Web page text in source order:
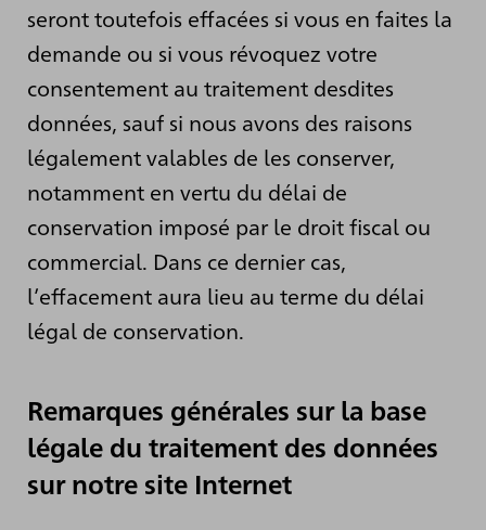
seront toutefois effacées si vous en faites la
demande ou si vous révoquez votre
consentement au traitement desdites
données, sauf si nous avons des raisons
légalement valables de les conserver,
notamment en vertu du délai de
conservation imposé par le droit fiscal ou
commercial. Dans ce dernier cas,
l’effacement aura lieu au terme du délai
légal de conservation.
Remarques générales sur la base
légale du traitement des données
sur notre site Internet